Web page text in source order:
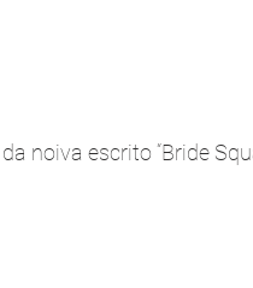
noiva escrito “Bride